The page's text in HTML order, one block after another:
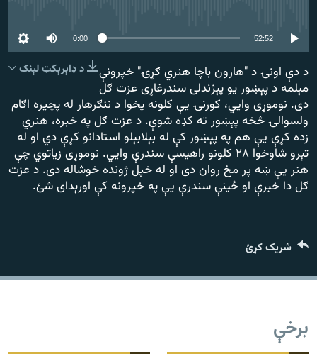
Gandhara
موږ وڅارئ
د ازادې اروپا راډیو ټولې ووبپاڼې
0:00 52:52
د ډاېرېکټ لېنک
د دې اونۍ د "هارون باچا هنري ګړۍ" خپرونې
مېلمه د پېښور يو پېژندلی سندرغاړی عزت ګل
دی. نوموړی وايي، کورنۍ يې کلونه پخوا د ننګرهار له پچيره اګام
ولسوالۍ څخه پېښور ته کډه شوې. د عزت ګل په خبره، هنري
زده کړې يې هم په پېښور کې له بېلابېلو استادانو کړې دي او له
تېرو شاوخوا ۲۸ کلونو راهيسې سندرې وايي. نوموړی زياتوي چې
هنر يې ښه پر مخ روان دی او له خپل ژونده خوشاله دی. د عزت
ګل دا خبرې او ځينې سندرې يې په خپرونه کې اورېدای شئ.
شریک کړئ
برخې